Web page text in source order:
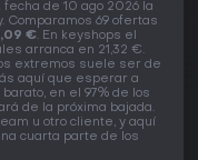
fecha de 10 ago 2026 la
Comparamos 69 ofertas
€. En keyshops el
arranca en 21,32 €.
extremos suele ser de
aquí que esperar a
en el 97% de los
de la próxima bajada.
u otro cliente, y aquí
cuarta parte de los